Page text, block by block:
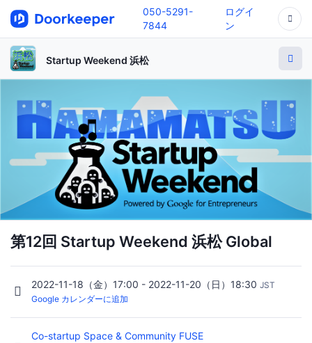
050-5291-
7844
ログイ
ン
Startup Weekend 浜松
第12回 Startup Weekend 浜松 Global
2022-11-18（金）17:00 - 2022-11-20（日）18:30 JST
Google カレンダーに追加
Co-startup Space & Community FUSE